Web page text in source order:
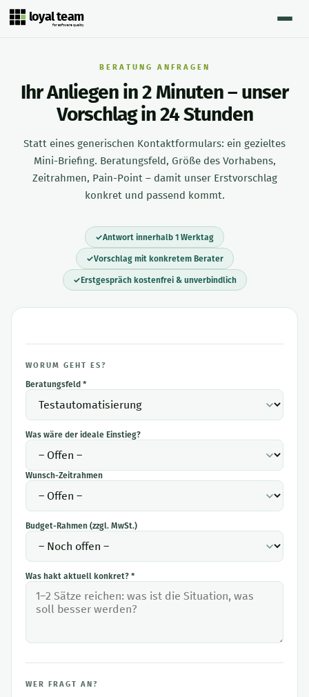
loyal team
for software quality
BERATUNG ANFRAGEN
Ihr Anliegen in 2 Minuten – unser
Vorschlag in 24 Stunden
Statt eines generischen Kontaktformulars: ein gezieltes
Mini-Briefing. Beratungsfeld, Größe des Vorhabens,
Zeitrahmen, Pain-Point – damit unser Erstvorschlag
konkret und passend kommt.
Antwort innerhalb 1 Werktag
Vorschlag mit konkretem Berater
Erstgespräch kostenfrei & unverbindlich
WORUM GEHT ES?
Beratungsfeld *
Was wäre der ideale Einstieg?
Wunsch-Zeitrahmen
Budget-Rahmen (zzgl. MwSt.)
Was hakt aktuell konkret? *
WER FRAGT AN?